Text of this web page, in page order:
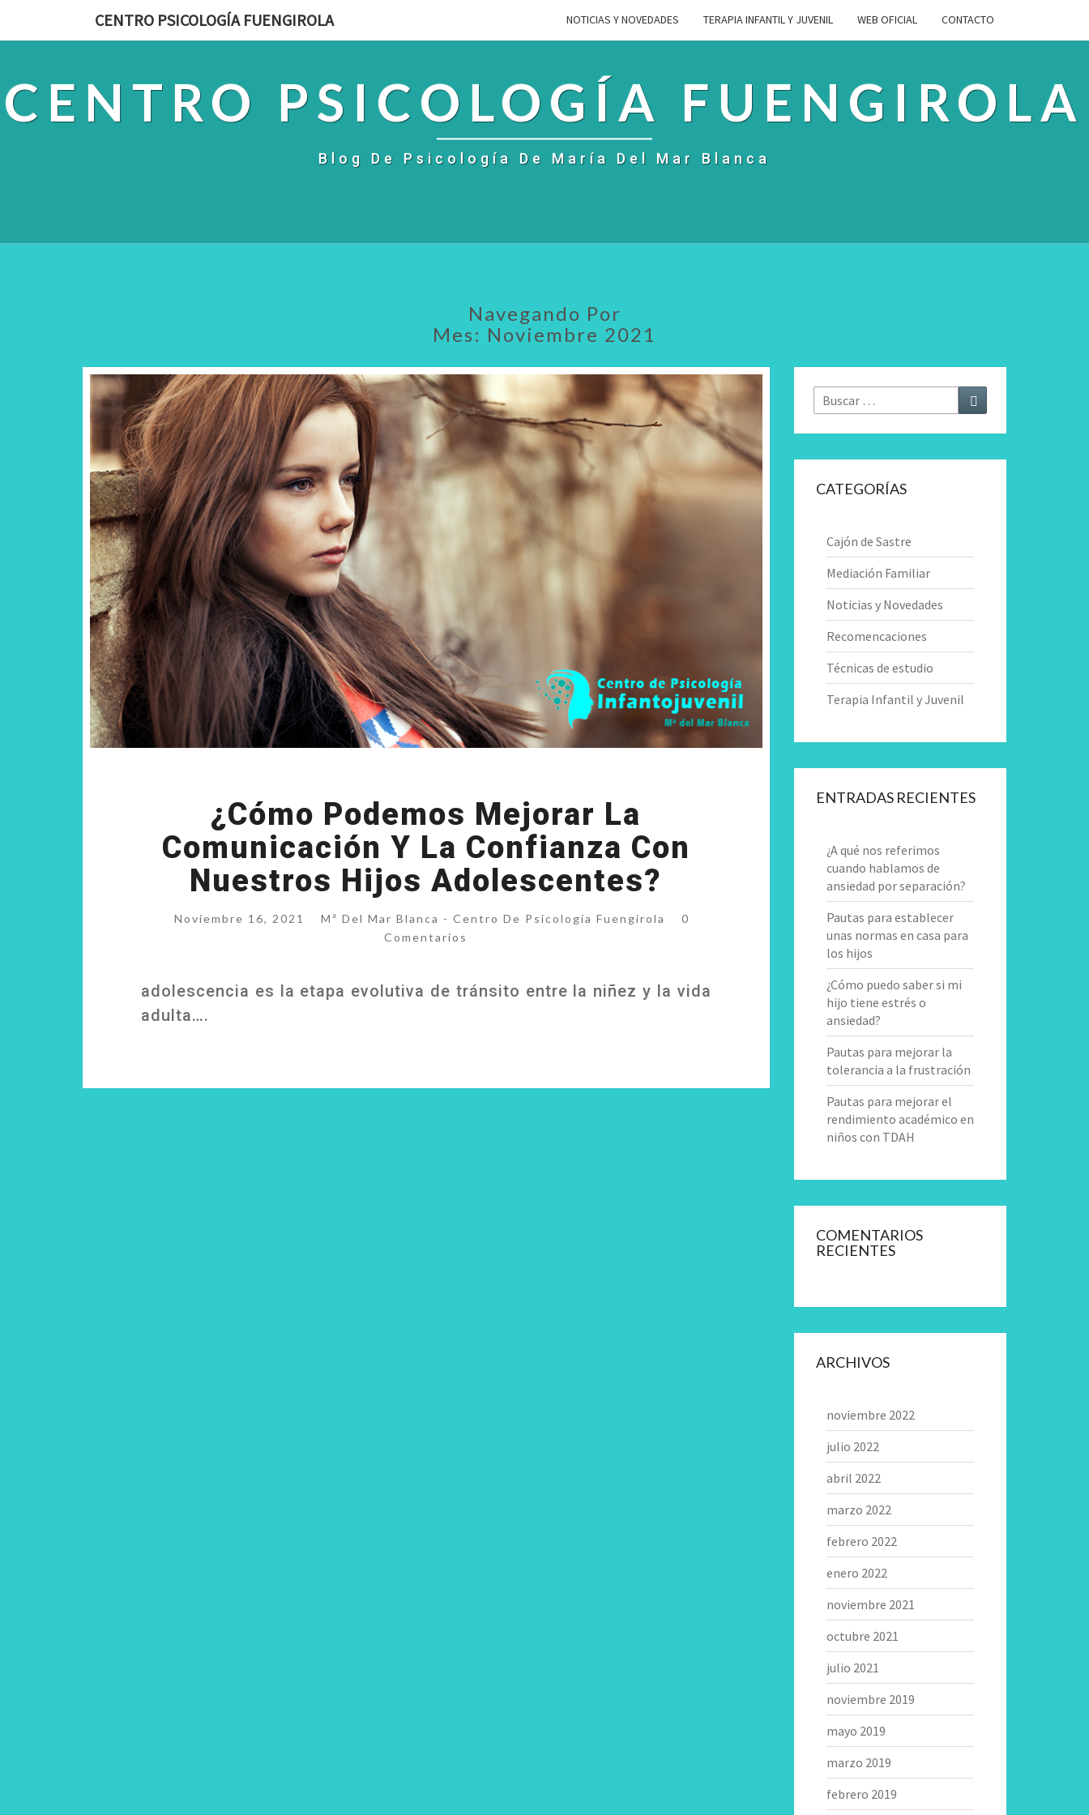
CENTRO PSICOLOGÍA FUENGIROLA NOTICIAS Y NOVEDADES TERAPIA INFANTIL Y JUVENIL WEB OFICIAL CONTACTO
CENTRO PSICOLOGÍA FUENGIROLA
Blog De Psicología De María Del Mar Blanca
Navegando Por
Mes: Noviembre 2021
PODEMOS
MEJORAR
LA
COMUNICACIÓN
Y
LA
CONFIANZA
HIJOS
¿Cómo Podemos Mejorar La
Comunicación Y La Confianza Con
Nuestros Hijos Adolescentes?
Noviembre 16, 2021 Mª Del Mar Blanca - Centro De Psicología Fuengirola Comentarios
0
Comentarios
adolescencia es la etapa evolutiva de tránsito entre la niñez y la vida
adulta….
Buscar
por:
Buscar
CATEGORÍAS
Cajón de Sastre
Mediación Familiar
Noticias y Novedades
Recomencaciones
Técnicas de estudio
Terapia Infantil y Juvenil
ENTRADAS RECIENTES
¿A qué nos referimos
cuando hablamos de
ansiedad por separación?
Pautas para establecer
unas normas en casa para
los hijos
¿Cómo puedo saber si mi
hijo tiene estrés o
ansiedad?
Pautas para mejorar la
tolerancia a la frustración
Pautas para mejorar el
rendimiento académico en
niños con TDAH
COMENTARIOS
RECIENTES
ARCHIVOS
noviembre 2022
julio 2022
abril 2022
marzo 2022
febrero 2022
enero 2022
noviembre 2021
octubre 2021
julio 2021
noviembre 2019
mayo 2019
marzo 2019
febrero 2019